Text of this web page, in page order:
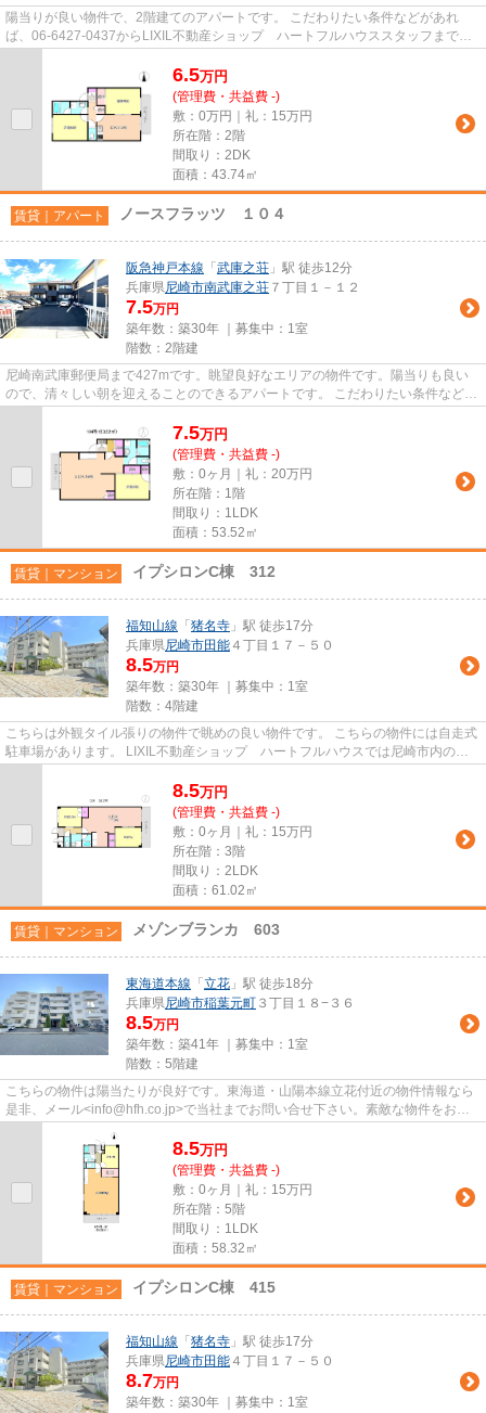
陽当りが良い物件で、2階建てのアパートです。 こだわりたい条件などがあれ
ば、06-6427-0437からLIXIL不動産ショップ ハートフルハウススタッフまでお
6.5万円
(管理費・共益費 -)
敷：0万円｜礼：15万円
所在階：2階
間取り：2DK
面積：43.74㎡
賃貸｜アパート ノースフラッツ １０４
阪急神戸本線 「 武庫之荘 」駅 徒歩12分
兵庫県尼崎市南武庫之荘 ７丁目１－１２
7.5万円
築年数：築30年 ｜募集中： 1室
階数：2階建
尼崎南武庫郵便局まで427mです。眺望良好なエリアの物件です。陽当りも良い
ので、清々しい朝を迎えることのできるアパートです。 こだわりたい条件などが
7.5万円
(管理費・共益費 -)
敷：0ヶ月｜礼：20万円
所在階：1階
間取り：1LDK
面積：53.52㎡
賃貸｜マンション イプシロンC棟 312
福知山線 「 猪名寺 」駅 徒歩17分
兵庫県尼崎市田能 ４丁目１７－５０
8.5万円
築年数：築30年 ｜募集中： 1室
階数：4階建
こちらは外観タイル張りの物件で眺めの良い物件です。 こちらの物件には自走式
駐車場があります。 LIXIL不動産ショップ ハートフルハウスでは尼崎市内の賃
8.5万円
(管理費・共益費 -)
敷：0ヶ月｜礼：15万円
所在階：3階
間取り：2LDK
面積：61.02㎡
賃貸｜マンション メゾンブランカ 603
東海道本線 「 立花 」駅 徒歩18分
兵庫県尼崎市稲葉元町 ３丁目１８−３６
8.5万円
築年数：築41年 ｜募集中： 1室
階数：5階建
こちらの物件は陽当たりが良好です。東海道・山陽本線立花付近の物件情報なら
是非、メール<info@hfh.co.jp>で当社までお問い合せ下さい。素敵な物件をお探
8.5万円
(管理費・共益費 -)
敷：0ヶ月｜礼：15万円
所在階：5階
間取り：1LDK
面積：58.32㎡
賃貸｜マンション イプシロンC棟 415
福知山線 「 猪名寺 」駅 徒歩17分
兵庫県尼崎市田能 ４丁目１７－５０
8.7万円
築年数：築30年 ｜募集中： 1室